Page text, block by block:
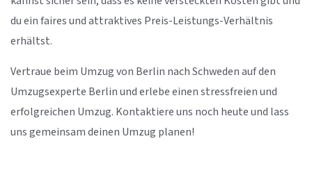
du ein faires und attraktives Preis-Leistungs-Verhältnis
erhältst.
Vertraue beim Umzug von Berlin nach Schweden auf den
Umzugsexperte Berlin und erlebe einen stressfreien und
erfolgreichen Umzug. Kontaktiere uns noch heute und lass
uns gemeinsam deinen Umzug planen!